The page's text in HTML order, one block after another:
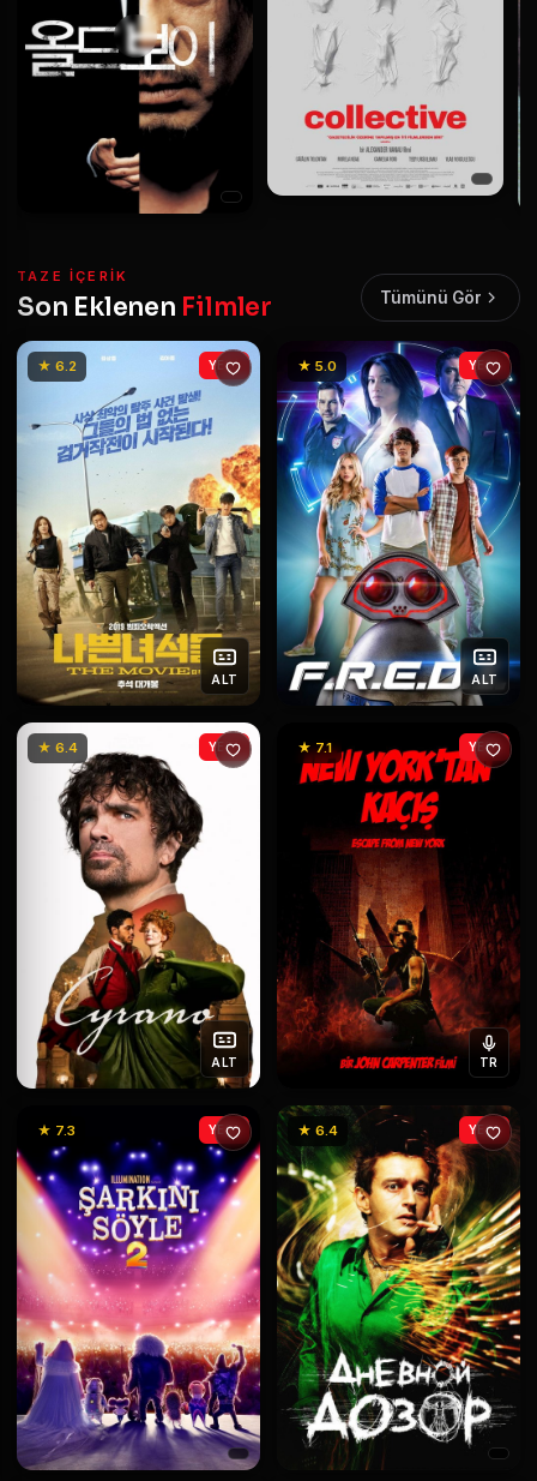
TAZE IÇERIK
Son Eklenen Filmler Tümünü Gör
★ 6.2
ALT
YENİ ★ 5.0
ALT
YENİ
★ 6.4
ALT
YENİ ★ 7.1
TR
YENİ
★ 7.3 YENİ ★ 6.4 YENİ